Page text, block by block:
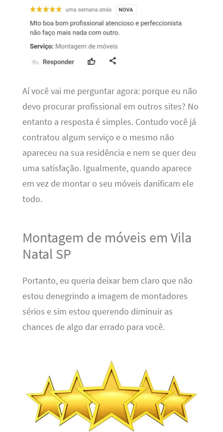
Aí você vai me perguntar agora: porque eu não
devo procurar profissional em outros sites? No
entanto a resposta é simples. Contudo você já
contratou algum serviço e o mesmo não
apareceu na sua residência e nem se quer deu
uma satisfação. Igualmente, quando aparece
em vez de montar o seu móveis danificam ele
todo.
Montagem de móveis em Vila
Natal SP
Portanto, eu queria deixar bem claro que não
estou denegrindo a imagem de montadores
sérios e sim estou querendo diminuir as
chances de algo dar errado para você.